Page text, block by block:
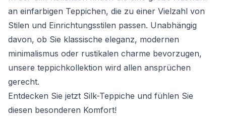
an einfarbigen Teppichen, die zu einer Vielzahl von
Stilen und Einrichtungsstilen passen. Unabhängig
davon, ob Sie klassische eleganz, modernen
minimalismus oder rustikalen charme bevorzugen,
unsere teppichkollektion wird allen ansprüchen
gerecht.
Entdecken Sie jetzt Silk-Teppiche und fühlen Sie
diesen besonderen Komfort!